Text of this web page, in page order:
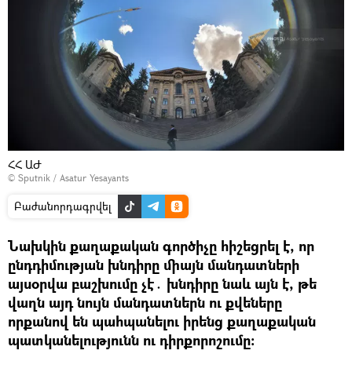
ՀՀ ԱԺ
© Sputnik / Asatur Yesayants
Բաժանորդագրվել
Նախկին քաղաքական գործիչը հիշեցրել է, որ
ընդդիմության խնդիրը միայն մանդատների
այսօրվա բաշխումը չէ․ խնդիրը նաև այն է, թե
վաղն այդ նույն մանդատներն ու քվեները
որքանով են պահպանելու իրենց քաղաքական
պատկանելությունն ու դիրքորոշումը։